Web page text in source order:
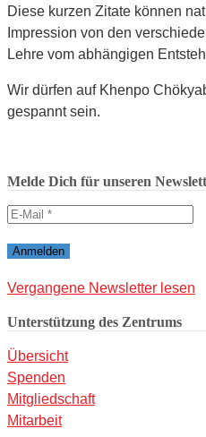
Diese kurzen Zitate können
Impression von den
Lehre vom abhängigen
Wir dürfen auf Khenpo
gespannt sein.
Melde Dich für unseren
Vergangene Newsletter lesen
Unterstützung des Zentrums
Übersicht
Spenden
Mitgliedschaft
Mitarbeit